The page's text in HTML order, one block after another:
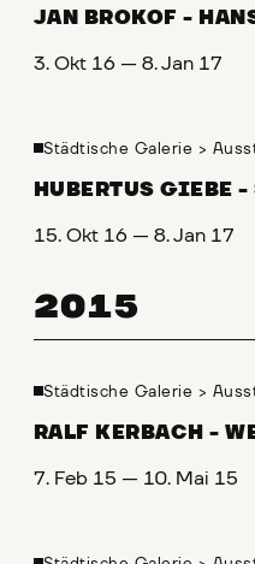
JAN BROKOF -
3. Okt 16 — 8. Jan 17
Städtische Galerie >
HUBERTUS GIEBE
15. Okt 16 — 8. Jan 17
2015
Städtische Galerie >
RALF KERBACH -
7. Feb 15 — 10. Mai 15